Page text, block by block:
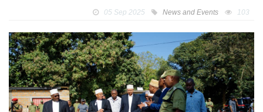
05 Sep 2025 News and Events 103